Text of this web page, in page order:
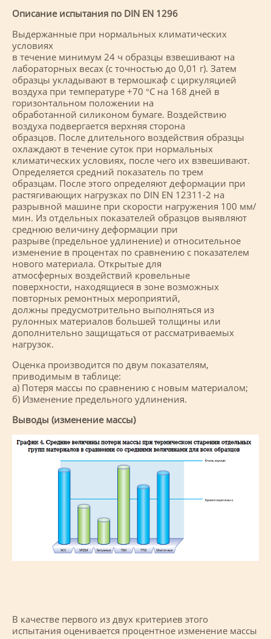
Описание испытания по DIN EN 1296
Выдержанные при нормальных климатических
условиях
в течение минимум 24 ч образцы взвешивают на
лабораторных весах (с точностью до 0,01 г). Затем
образцы укладывают в термошкаф с циркуляцией
воздуха при температуре +70 °С на 168 дней в
горизонтальном положении на
обработанной силиконом бумаге. Воздействию
воздуха подвергается верхняя сторона
образцов. После длительного воздействия образцы
охлаждают в течение суток при нормальных
климатических условиях, после чего их взвешивают.
Определяется средний показатель по трем
образцам. После этого определяют деформации при
растягивающих нагрузках по DIN EN 12311-2 на
разрывной машине при скорости нагружения 100 мм/
мин. Из отдельных показателей образцов выявляют
среднюю величину деформации при
разрыве (предельное удлинение) и относительное
изменение в процентах по сравнению с показателем
нового материала. Открытые для
атмосферных воздействий кровельные
поверхности, находящиеся в зоне возможных
повторных ремонтных мероприятий,
должны предусмотрительно выполняться из
рулонных материалов большей толщины или
дополнительно защищаться от рассматриваемых
нагрузок.
Оценка производится по двум показателям,
приводимым в таблице:
а) Потеря массы по сравнению с новым материалом;
б) Изменение предельного удлинения.
Выводы (изменение массы)
В качестве первого из двух критериев этого
испытания оценивается процентное изменение массы